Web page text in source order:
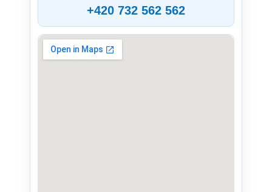
+420 732 562 562